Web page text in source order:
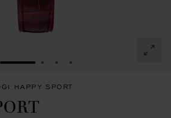
VAI ALLA SLIDE 1
VAI ALLA SLIDE 2
VAI ALLA SLIDE 3
VAI ALLA SLIDE 4
HAPPY SPORT